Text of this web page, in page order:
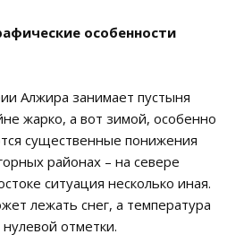
особенности
Алжира занимает пустыня
жарко, а вот зимой, особенно
существенные понижения
районах – на севере
ситуация несколько иная.
лежать снег, а температура
отметки.